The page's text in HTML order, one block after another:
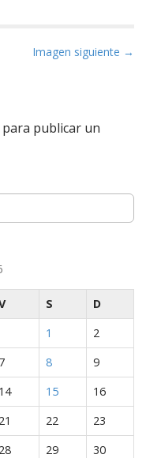
Imagen siguiente →
para publicar un
S
D
1
2
7 8
9
14 15
16
21 22
23
28 29
30